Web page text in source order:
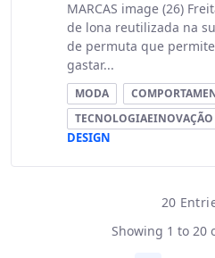
MARCAS image (26)
de lona reutilizada na
de permuta que
gastar...
MODA
TECNOLOGIAEINOVAÇÃO
DESIGN
20
Showing 1 to 20